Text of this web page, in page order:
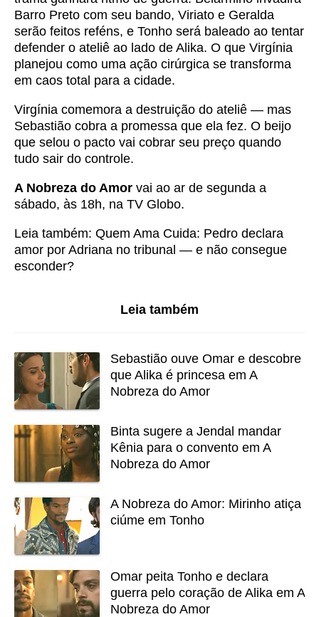
Barro Preto com seu bando, Viriato e Geralda
serão feitos reféns, e Tonho será baleado ao tentar
defender o ateliê ao lado de Alika. O que Virgínia
planejou como uma ação cirúrgica se transforma
em caos total para a cidade.
Virgínia comemora a destruição do ateliê — mas
Sebastião cobra a promessa que ela fez. O beijo
que selou o pacto vai cobrar seu preço quando
tudo sair do controle.
A Nobreza do Amor vai ao ar de segunda a
sábado, às 18h, na TV Globo.
Leia também: Quem Ama Cuida: Pedro declara
amor por Adriana no tribunal — e não consegue
esconder?
Leia também
Sebastião ouve Omar e descobre
que Alika é princesa em A
Nobreza do Amor
Binta sugere a Jendal mandar
Kênia para o convento em A
Nobreza do Amor
A Nobreza do Amor: Mirinho atiça
ciúme em Tonho
Omar peita Tonho e declara
guerra pelo coração de Alika em A
Nobreza do Amor